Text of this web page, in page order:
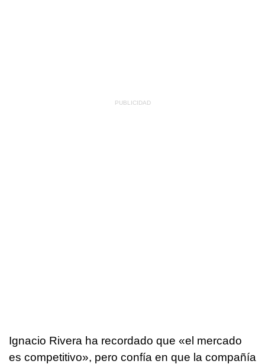
Ignacio Rivera ha recordado que «el mercado
es competitivo», pero confía en que la compañía